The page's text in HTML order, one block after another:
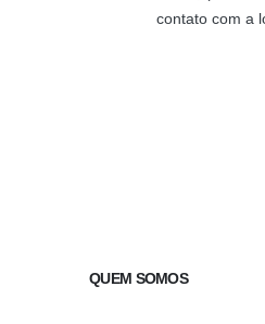
contato com a
QUEM SOMOS